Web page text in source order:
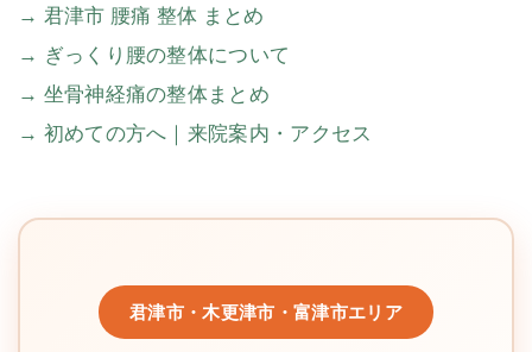
→ 君津市 腰痛 整体 まとめ
→ ぎっくり腰の整体について
→ 坐骨神経痛の整体まとめ
→ 初めての方へ｜来院案内・アクセス
君津市・木更津市・富津市エリア